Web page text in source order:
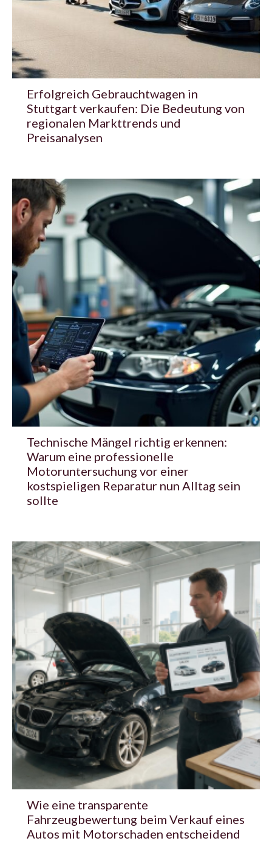
Erfolgreich Gebrauchtwagen in
Stuttgart verkaufen: Die Bedeutung von
regionalen Markttrends und
Preisanalysen
Technische Mängel richtig erkennen:
Warum eine professionelle
Motoruntersuchung vor einer
kostspieligen Reparatur nun Alltag sein
sollte
Wie eine transparente
Fahrzeugbewertung beim Verkauf eines
Autos mit Motorschaden entscheidend